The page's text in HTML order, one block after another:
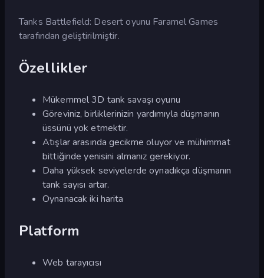
Tanks Battlefield: Desert oyunu Faramel Games
tarafından geliştirilmiştir.
Özellikler
Mükemmel 3D tank savaşı oyunu
Göreviniz, birliklerinizin yardımıyla düşmanın
üssünü yok etmektir.
Atışlar arasında gecikme oluyor ve mühimmat
bittiğinde yenisini almanız gerekiyor.
Daha yüksek seviyelerde oynadıkça düşmanın
tank sayısı artar.
Oynanacak iki harita
Platform
Web tarayıcısı